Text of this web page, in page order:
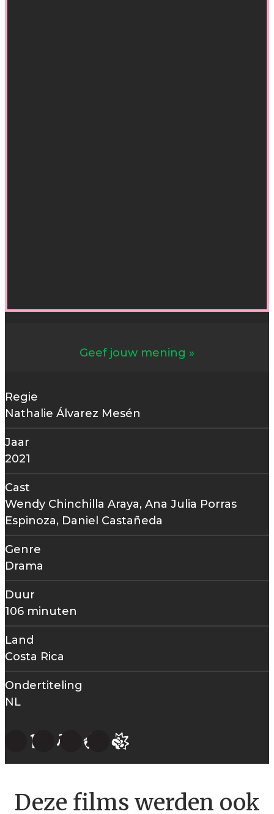
Geef jouw mening
Regie
Nathalie Álvarez Mesén
Jaar
2021
Cast
Wendy Chinchilla Araya, Ana Julia Porras
Espinoza, Daniel Castañeda
Genre
Drama
Duur
106 minuten
Land
Costa Rica
Ondertiteling
NL
Deze films werden ook